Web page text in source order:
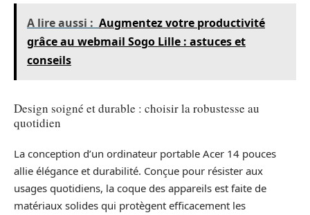
A lire aussi : Augmentez votre productivité
grâce au webmail Sogo Lille : astuces et
conseils
Design soigné et durable : choisir la robustesse au
quotidien
La conception d’un ordinateur portable Acer 14 pouces
allie élégance et durabilité. Conçue pour résister aux
usages quotidiens, la coque des appareils est faite de
matériaux solides qui protègent efficacement les